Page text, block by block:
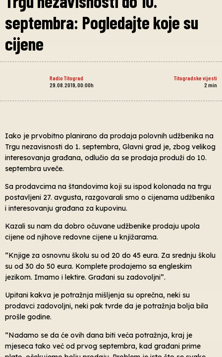
septembra: Pogledajte koje su
cijene
Radio Titograd
Titogradske vijesti
29.08.2019, 00:00h
2 min
Iako je prvobitno planirano da prodaja polovnih udžbenika na
Trgu nezavisnosti do 1. septembra, Glavni grad je, zbog velikog
interesovanja građana, odlučio da se prodaja produži do 10.
septembra uveče.
Sa prodavcima na štandovima koji su ispod kolonada na trgu
postavljeni 27. avgusta, razgovarali smo o cijenama udžbenika
i interesovanju građana za kupovinu.
Kazali su nam da dobro očuvane udžbenike prodaju upola
cijene od njihove redovne cijene u knjižarama.
“Knjige za osnovnu školu su od 20 do 45 eura. Za srednju školu
su od 30 do 50 eura. Komplete prodajemo sa engleskim
jezikom. Imamo i lektire. Građani su zadovoljni”.
Upitani kakva je potražnja mišljenja su oprečna, neki su
prodavci zadovoljni, neki pak tvrde da je potražnja bolja bila
prošle godine.
“Nadamo se da će ovih dana biti veća potražnja, kraj je
mjeseca tako već od prvog septembra, kad građani prime